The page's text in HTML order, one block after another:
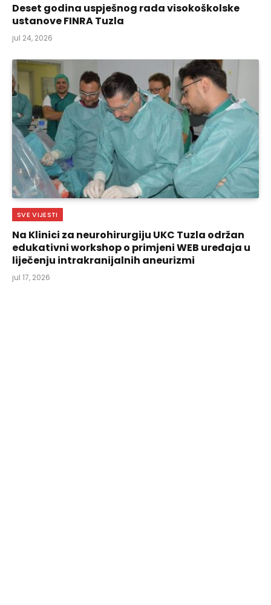
Deset godina uspješnog rada visokoškolske
ustanove FINRA Tuzla
jul 24, 2026
SVE VIJESTI
Na Klinici za neurohirurgiju UKC Tuzla održan
edukativni workshop o primjeni WEB uređaja u
liječenju intrakranijalnih aneurizmi
jul 17, 2026